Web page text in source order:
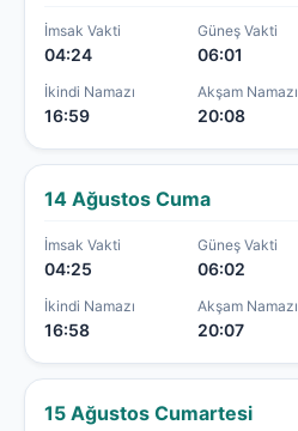
İmsak Vakti
04:24
Güneş Vakti
06:01
İkindi Namazı
16:59
Akşam Namazı
20:08
14 Ağustos Cuma
İmsak Vakti
04:25
Güneş Vakti
06:02
İkindi Namazı
16:58
Akşam Namazı
20:07
15 Ağustos Cumartesi